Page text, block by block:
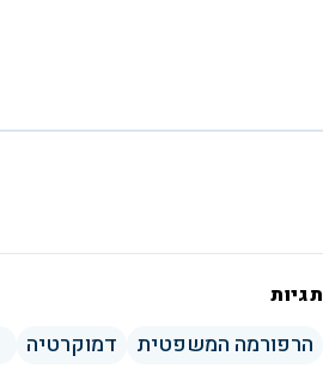
תגיות
הרפורמה המשפטית דמוקרטיה